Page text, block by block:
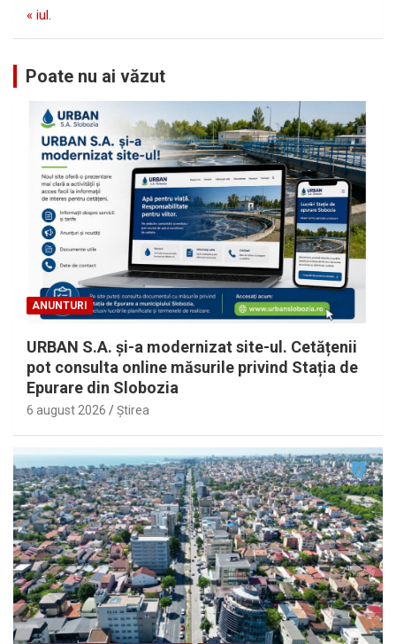
« iul.
Poate nu ai văzut
ANUNTURI
URBAN S.A. și-a modernizat site-ul. Cetățenii
pot consulta online măsurile privind Stația de
Epurare din Slobozia
6 august 2026 Ştirea